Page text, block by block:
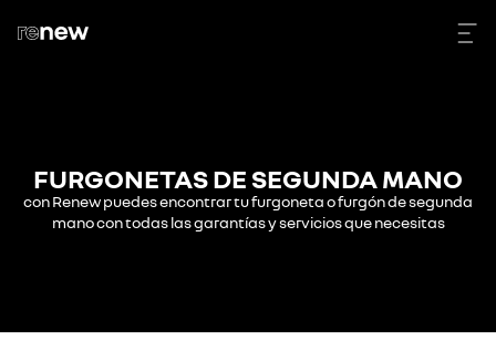
FURGONETAS DE SEGUNDA MANO
con Renew puedes encontrar tu furgoneta o furgón de segunda
mano con todas las garantías y servicios que necesitas​